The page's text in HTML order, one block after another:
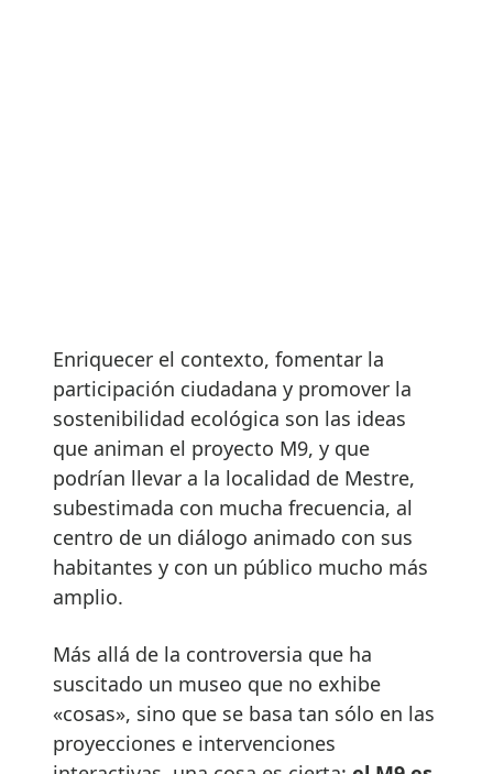
Enriquecer el contexto, fomentar la
participación ciudadana y promover la
sostenibilidad ecológica son las ideas
que animan el proyecto M9, y que
podrían llevar a la localidad de Mestre,
subestimada con mucha frecuencia, al
centro de un diálogo animado con sus
habitantes y con un público mucho más
amplio.
Más allá de la controversia que ha
suscitado un museo que no exhibe
«cosas», sino que se basa tan sólo en las
proyecciones e intervenciones